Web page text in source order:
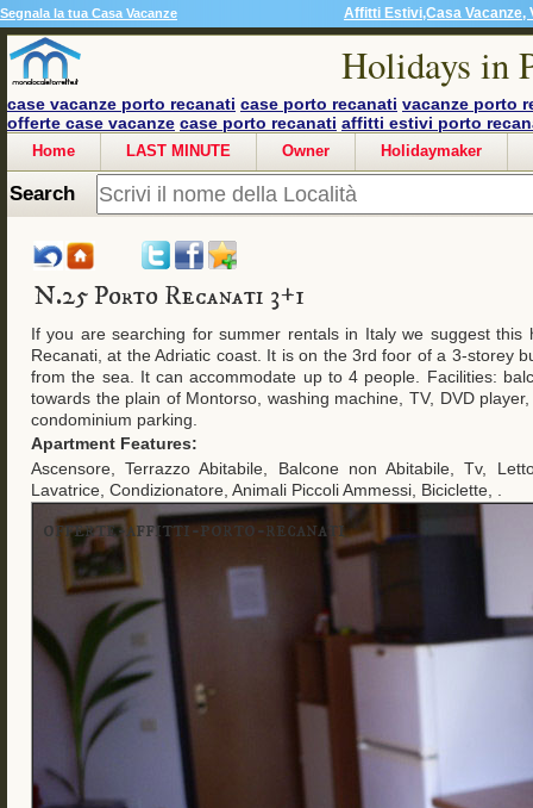
Segnala la tua Casa Vacanze Affitti Estivi,Casa Vacanze,
Holidays in
case vacanze porto recanati case porto recanati vacanze porto
offerte case vacanze case porto recanati affitti estivi porto
Home LAST MINUTE Owner Holidaymaker
Search
N.25 Porto Recanati 3+1
If you are searching for summer rentals in Italy we suggest this
Recanati, at the Adriatic coast. It is on the 3rd foor of a 3-storey
from the sea. It can accommodate up to 4 people. Facilities:
towards the plain of Montorso, washing machine, TV, DVD
condominium parking.
Apartment Features:
Ascensore, Terrazzo Abitabile, Balcone non Abitabile, Tv,
Lavatrice, Condizionatore, Animali Piccoli Ammessi, Biciclette, .
offerte-affitti-porto-recanati